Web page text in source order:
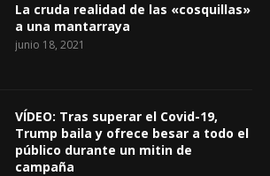
La cruda realidad de las «cosquillas»
a una mantarraya
junio 18, 2021
VÍDEO: Tras superar el Covid-19,
Trump baila y ofrece besar a todo el
público durante un mitin de
campaña